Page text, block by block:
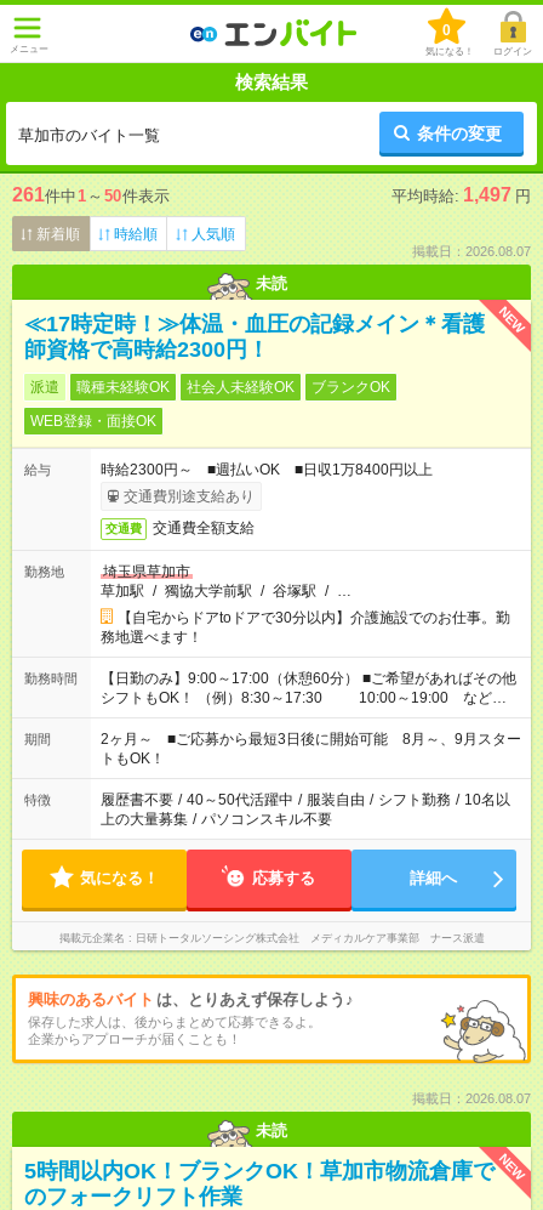
メニュー
0
気になる！ ログイン
検索結果
草加市のバイト一覧 条件の変更
261件中1 ～ 50件表示 平均時給: 1,497 円
新着順 時給順 人気順
掲載日：2026.08.07
未読
NEW
≪17時定時！≫体温・血圧の記録メイン＊看護
師資格で高時給2300円！
派遣 職種未経験OK 社会人未経験OK
ブランクOK
WEB登録・面接OK
給与
時給2300円～ ■週払いOK ■日収1万8400円以上
交通費別途支給あり
交通費 交通費全額支給
勤務地
埼玉県草加市
草加駅 / 獨協大学前駅 / 谷塚駅 / …
【自宅からドアtoドアで30分以内】介護施設でのお仕事。勤
務地選べます！
勤務時間
【日勤のみ】9:00～17:00（休憩60分） ■ご希望があればその他
シフトもOK！ （例）8:30～17:30 10:00～19:00 など
「家族とお休みを合わせたい」 「できれば残業はしたくない」
など、あなたのご希望に沿ったお仕事をご紹介します！ ※Wワ
ーク希望の方へ 今ご覧のお仕事で希望する勤務時間と、もう1つ
のお仕事の勤務時間。 合計で週40時間を超える場合は応募でき
ません
期間
2ヶ月～ ■ご応募から最短3日後に開始可能 8月～、9月スター
トもOK！
特徴 履歴書不要 / 40～50代活躍中 / 服装自由 / シフト勤務 / 10名以
上の大量募集 / パソコンスキル不要
気になる！ 応募する 詳細へ
掲載元企業名 日研トータルソーシング株式会社 メディカルケア事業部 ナース派遣
興味のあるバイト は、とりあえず保存しよう♪
保存した求人は、後からまとめて応募できるよ。
企業からアプローチが届くことも！
掲載日：2026.08.07
未読
NEW
5時間以内OK！ブランクOK！草加市物流倉庫で
のフォークリフト作業